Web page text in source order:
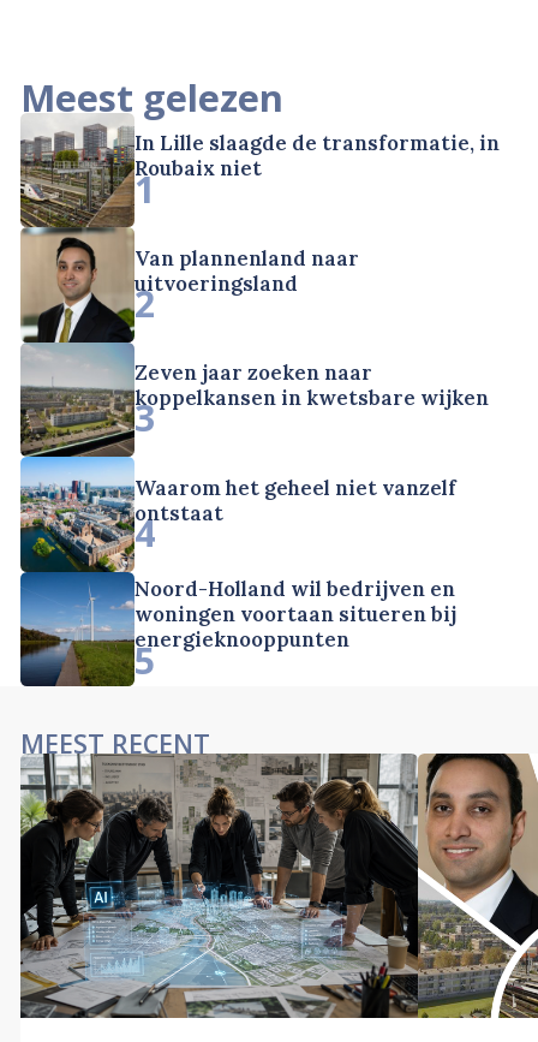
Meest gelezen
In Lille slaagde de transformatie, in
Roubaix niet
1
Van plannenland naar
uitvoeringsland
2
Zeven jaar zoeken naar
koppelkansen in kwetsbare wijken
3
Waarom het geheel niet vanzelf
ontstaat
4
Noord-Holland wil bedrijven en
woningen voortaan situeren bij
energieknooppunten
5
MEEST RECENT